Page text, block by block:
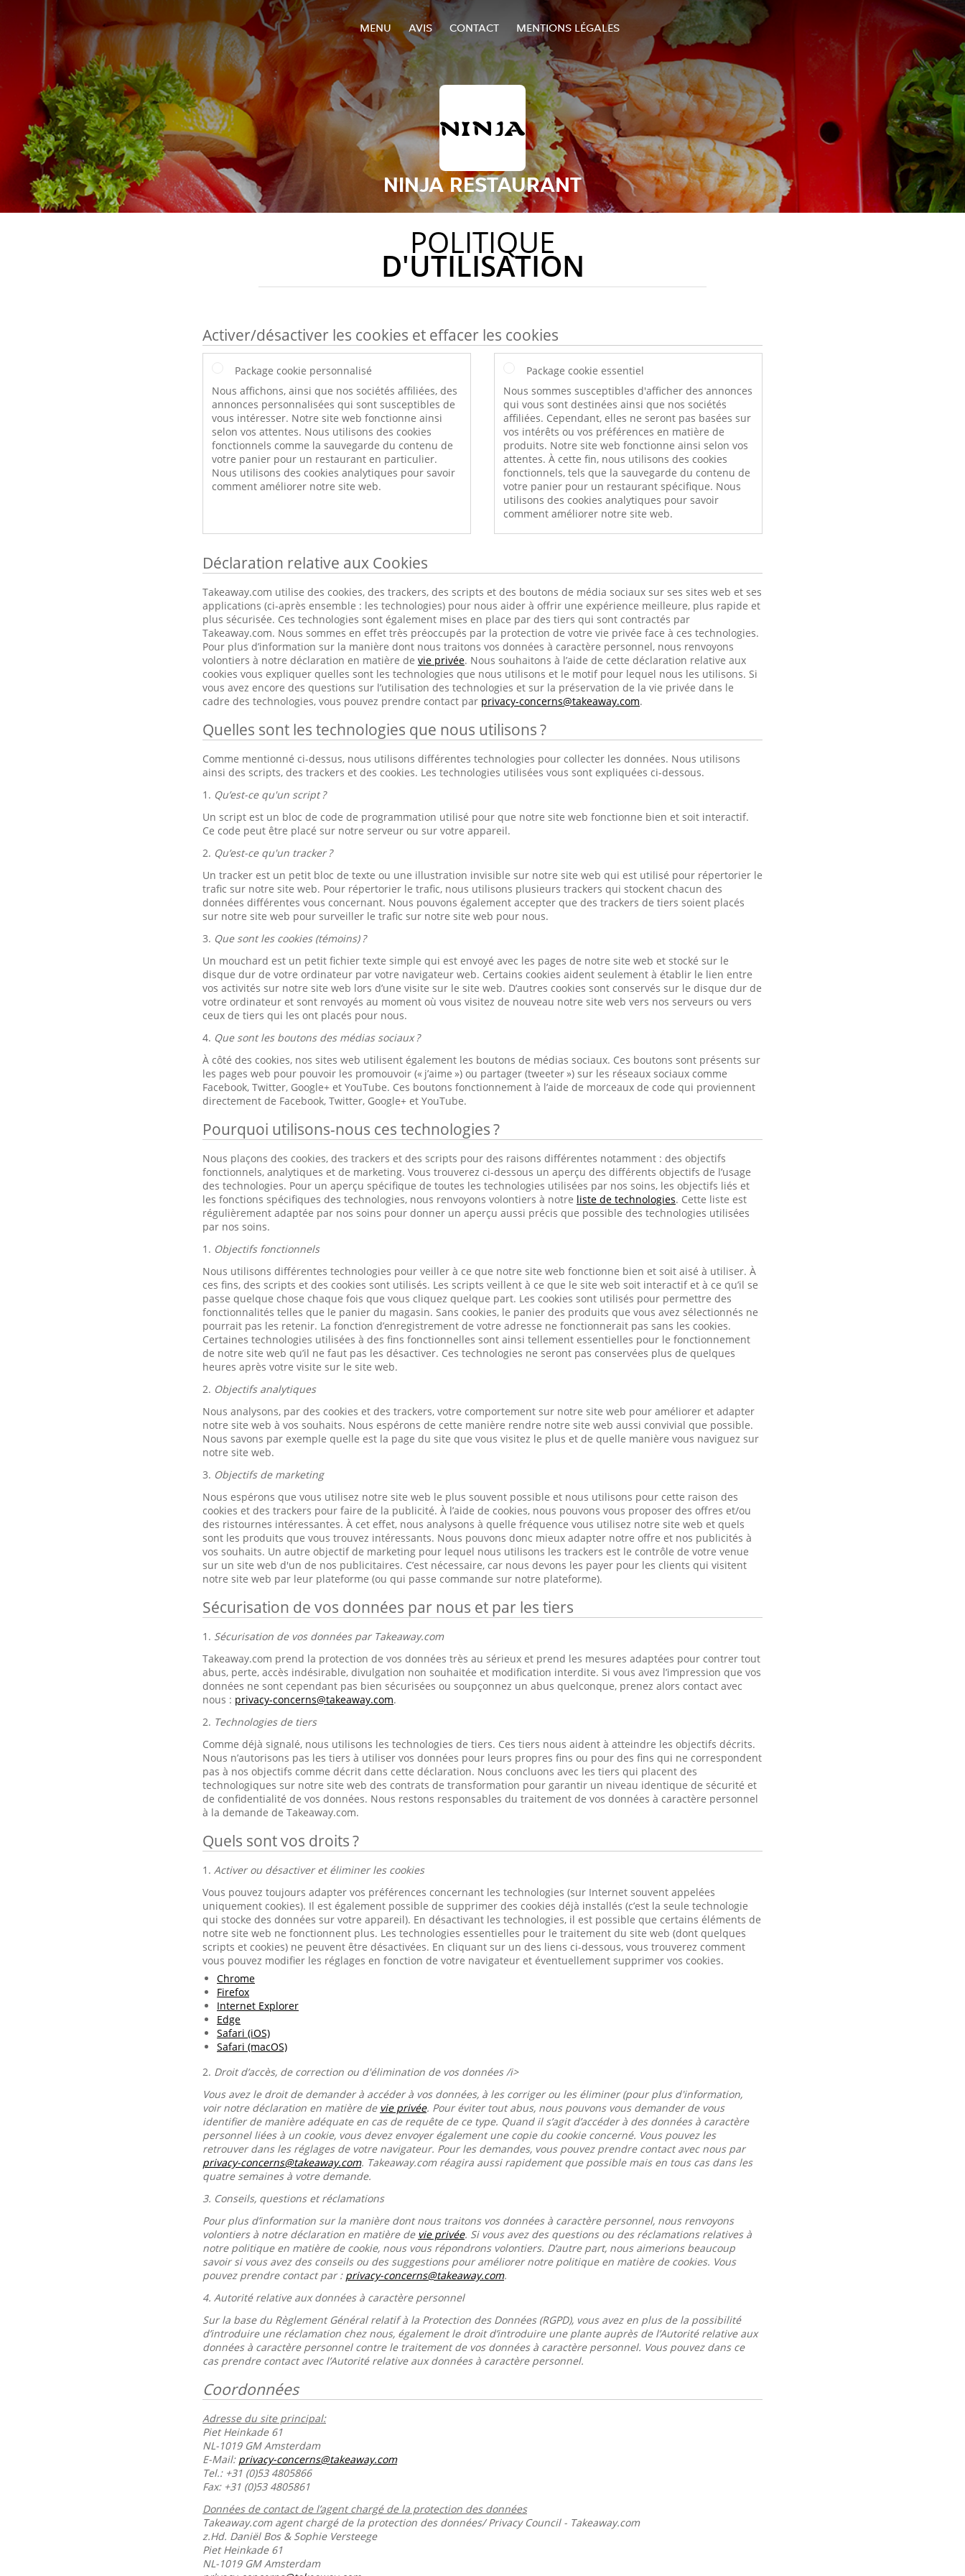
MENU AVIS CONTACT MENTIONS LÉGALES
NINJA RESTAURANT
POLITIQUE
D'UTILISATION
Activer/désactiver les cookies et effacer les cookies
Package cookie personnalisé
Nous affichons, ainsi que nos sociétés affiliées, des
annonces personnalisées qui sont susceptibles de
vous intéresser. Notre site web fonctionne ainsi
selon vos attentes. Nous utilisons des cookies
fonctionnels comme la sauvegarde du contenu de
votre panier pour un restaurant en particulier.
Nous utilisons des cookies analytiques pour savoir
comment améliorer notre site web.
Package cookie essentiel
Nous sommes susceptibles d'afficher des annonces
qui vous sont destinées ainsi que nos sociétés
affiliées. Cependant, elles ne seront pas basées sur
vos intérêts ou vos préférences en matière de
produits. Notre site web fonctionne ainsi selon vos
attentes. À cette fin, nous utilisons des cookies
fonctionnels, tels que la sauvegarde du contenu de
votre panier pour un restaurant spécifique. Nous
utilisons des cookies analytiques pour savoir
comment améliorer notre site web.
Déclaration relative aux Cookies
Takeaway.com utilise des cookies, des trackers, des scripts et des boutons de média sociaux sur ses sites web et ses
applications (ci-après ensemble : les technologies) pour nous aider à offrir une expérience meilleure, plus rapide et
plus sécurisée. Ces technologies sont également mises en place par des tiers qui sont contractés par
Takeaway.com. Nous sommes en effet très préoccupés par la protection de votre vie privée face à ces technologies.
Pour plus d’information sur la manière dont nous traitons vos données à caractère personnel, nous renvoyons
volontiers à notre déclaration en matière de vie privée. Nous souhaitons à l’aide de cette déclaration relative aux
cookies vous expliquer quelles sont les technologies que nous utilisons et le motif pour lequel nous les utilisons. Si
vous avez encore des questions sur l’utilisation des technologies et sur la préservation de la vie privée dans le
cadre des technologies, vous pouvez prendre contact par privacy-concerns@takeaway.com.
Quelles sont les technologies que nous utilisons ?
Comme mentionné ci-dessus, nous utilisons différentes technologies pour collecter les données. Nous utilisons
ainsi des scripts, des trackers et des cookies. Les technologies utilisées vous sont expliquées ci-dessous.
1. Qu’est-ce qu'un script ?
Un script est un bloc de code de programmation utilisé pour que notre site web fonctionne bien et soit interactif.
Ce code peut être placé sur notre serveur ou sur votre appareil.
2. Qu’est-ce qu'un tracker ?
Un tracker est un petit bloc de texte ou une illustration invisible sur notre site web qui est utilisé pour répertorier le
trafic sur notre site web. Pour répertorier le trafic, nous utilisons plusieurs trackers qui stockent chacun des
données différentes vous concernant. Nous pouvons également accepter que des trackers de tiers soient placés
sur notre site web pour surveiller le trafic sur notre site web pour nous.
3. Que sont les cookies (témoins) ?
Un mouchard est un petit fichier texte simple qui est envoyé avec les pages de notre site web et stocké sur le
disque dur de votre ordinateur par votre navigateur web. Certains cookies aident seulement à établir le lien entre
vos activités sur notre site web lors d’une visite sur le site web. D’autres cookies sont conservés sur le disque dur de
votre ordinateur et sont renvoyés au moment où vous visitez de nouveau notre site web vers nos serveurs ou vers
ceux de tiers qui les ont placés pour nous.
4. Que sont les boutons des médias sociaux ?
À côté des cookies, nos sites web utilisent également les boutons de médias sociaux. Ces boutons sont présents sur
les pages web pour pouvoir les promouvoir (« j’aime ») ou partager (tweeter ») sur les réseaux sociaux comme
Facebook, Twitter, Google+ et YouTube. Ces boutons fonctionnement à l’aide de morceaux de code qui proviennent
directement de Facebook, Twitter, Google+ et YouTube.
Pourquoi utilisons-nous ces technologies ?
Nous plaçons des cookies, des trackers et des scripts pour des raisons différentes notamment : des objectifs
fonctionnels, analytiques et de marketing. Vous trouverez ci-dessous un aperçu des différents objectifs de l’usage
des technologies. Pour un aperçu spécifique de toutes les technologies utilisées par nos soins, les objectifs liés et
les fonctions spécifiques des technologies, nous renvoyons volontiers à notre liste de technologies. Cette liste est
régulièrement adaptée par nos soins pour donner un aperçu aussi précis que possible des technologies utilisées
par nos soins.
1. Objectifs fonctionnels
Nous utilisons différentes technologies pour veiller à ce que notre site web fonctionne bien et soit aisé à utiliser. À
ces fins, des scripts et des cookies sont utilisés. Les scripts veillent à ce que le site web soit interactif et à ce qu’il se
passe quelque chose chaque fois que vous cliquez quelque part. Les cookies sont utilisés pour permettre des
fonctionnalités telles que le panier du magasin. Sans cookies, le panier des produits que vous avez sélectionnés ne
pourrait pas les retenir. La fonction d’enregistrement de votre adresse ne fonctionnerait pas sans les cookies.
Certaines technologies utilisées à des fins fonctionnelles sont ainsi tellement essentielles pour le fonctionnement
de notre site web qu’il ne faut pas les désactiver. Ces technologies ne seront pas conservées plus de quelques
heures après votre visite sur le site web.
2. Objectifs analytiques
Nous analysons, par des cookies et des trackers, votre comportement sur notre site web pour améliorer et adapter
notre site web à vos souhaits. Nous espérons de cette manière rendre notre site web aussi convivial que possible.
Nous savons par exemple quelle est la page du site que vous visitez le plus et de quelle manière vous naviguez sur
notre site web.
3. Objectifs de marketing
Nous espérons que vous utilisez notre site web le plus souvent possible et nous utilisons pour cette raison des
cookies et des trackers pour faire de la publicité. À l’aide de cookies, nous pouvons vous proposer des offres et/ou
des ristournes intéressantes. À cet effet, nous analysons à quelle fréquence vous utilisez notre site web et quels
sont les produits que vous trouvez intéressants. Nous pouvons donc mieux adapter notre offre et nos publicités à
vos souhaits. Un autre objectif de marketing pour lequel nous utilisons les trackers est le contrôle de votre venue
sur un site web d'un de nos publicitaires. C’est nécessaire, car nous devons les payer pour les clients qui visitent
notre site web par leur plateforme (ou qui passe commande sur notre plateforme).
Sécurisation de vos données par nous et par les tiers
1. Sécurisation de vos données par Takeaway.com
Takeaway.com prend la protection de vos données très au sérieux et prend les mesures adaptées pour contrer tout
abus, perte, accès indésirable, divulgation non souhaitée et modification interdite. Si vous avez l’impression que vos
données ne sont cependant pas bien sécurisées ou soupçonnez un abus quelconque, prenez alors contact avec
nous : privacy-concerns@takeaway.com.
2. Technologies de tiers
Comme déjà signalé, nous utilisons les technologies de tiers. Ces tiers nous aident à atteindre les objectifs décrits.
Nous n’autorisons pas les tiers à utiliser vos données pour leurs propres fins ou pour des fins qui ne correspondent
pas à nos objectifs comme décrit dans cette déclaration. Nous concluons avec les tiers qui placent des
technologiques sur notre site web des contrats de transformation pour garantir un niveau identique de sécurité et
de confidentialité de vos données. Nous restons responsables du traitement de vos données à caractère personnel
à la demande de Takeaway.com.
Quels sont vos droits ?
1. Activer ou désactiver et éliminer les cookies
Vous pouvez toujours adapter vos préférences concernant les technologies (sur Internet souvent appelées
uniquement cookies). Il est également possible de supprimer des cookies déjà installés (c’est la seule technologie
qui stocke des données sur votre appareil). En désactivant les technologies, il est possible que certains éléments de
notre site web ne fonctionnent plus. Les technologies essentielles pour le traitement du site web (dont quelques
scripts et cookies) ne peuvent être désactivées. En cliquant sur un des liens ci-dessous, vous trouverez comment
vous pouvez modifier les réglages en fonction de votre navigateur et éventuellement supprimer vos cookies.
Chrome
Firefox
Internet Explorer
Edge
Safari (iOS)
Safari (macOS)
2. Droit d’accès, de correction ou d'élimination de vos données /i>
Vous avez le droit de demander à accéder à vos données, à les corriger ou les éliminer (pour plus d'information,
voir notre déclaration en matière de vie privée. Pour éviter tout abus, nous pouvons vous demander de vous
identifier de manière adéquate en cas de requête de ce type. Quand il s’agit d’accéder à des données à caractère
personnel liées à un cookie, vous devez envoyer également une copie du cookie concerné. Vous pouvez les
retrouver dans les réglages de votre navigateur. Pour les demandes, vous pouvez prendre contact avec nous par
privacy-concerns@takeaway.com. Takeaway.com réagira aussi rapidement que possible mais en tous cas dans les
quatre semaines à votre demande.
3. Conseils, questions et réclamations
Pour plus d’information sur la manière dont nous traitons vos données à caractère personnel, nous renvoyons
volontiers à notre déclaration en matière de vie privée. Si vous avez des questions ou des réclamations relatives à
notre politique en matière de cookie, nous vous répondrons volontiers. D’autre part, nous aimerions beaucoup
savoir si vous avez des conseils ou des suggestions pour améliorer notre politique en matière de cookies. Vous
pouvez prendre contact par : privacy-concerns@takeaway.com.
4. Autorité relative aux données à caractère personnel
Sur la base du Règlement Général relatif à la Protection des Données (RGPD), vous avez en plus de la possibilité
d’introduire une réclamation chez nous, également le droit d’introduire une plante auprès de l’Autorité relative aux
données à caractère personnel contre le traitement de vos données à caractère personnel. Vous pouvez dans ce
cas prendre contact avec l’Autorité relative aux données à caractère personnel.
Coordonnées
Adresse du site principal:
Piet Heinkade 61
NL-1019 GM Amsterdam
E-Mail: privacy-concerns@takeaway.com
Tel.: +31 (0)53 4805866
Fax: +31 (0)53 4805861
Données de contact de l’agent chargé de la protection des données
Takeaway.com agent chargé de la protection des données/ Privacy Council - Takeaway.com
z.Hd. Daniël Bos & Sophie Versteege
Piet Heinkade 61
NL-1019 GM Amsterdam